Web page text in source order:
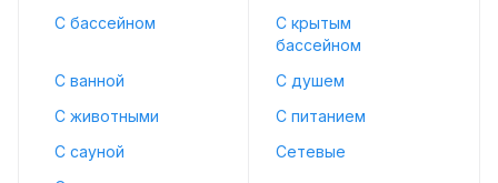
С бассейном
С крытым
бассейном
С ванной
С душем
С животными
С питанием
С сауной
Сетевые